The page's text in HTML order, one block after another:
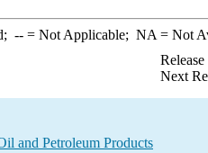
--= Not Applicable; NA = Not
Next
and Petroleum Products